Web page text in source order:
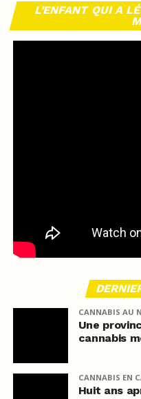
L’ENFANT QUI A
CANNABIS AU
Une
cannabis
CANNABIS EN
Huit ans